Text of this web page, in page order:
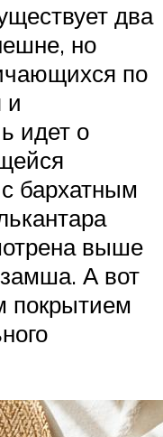
два
но
по
и
идет о
бархатным
выше
А вот
покрытием